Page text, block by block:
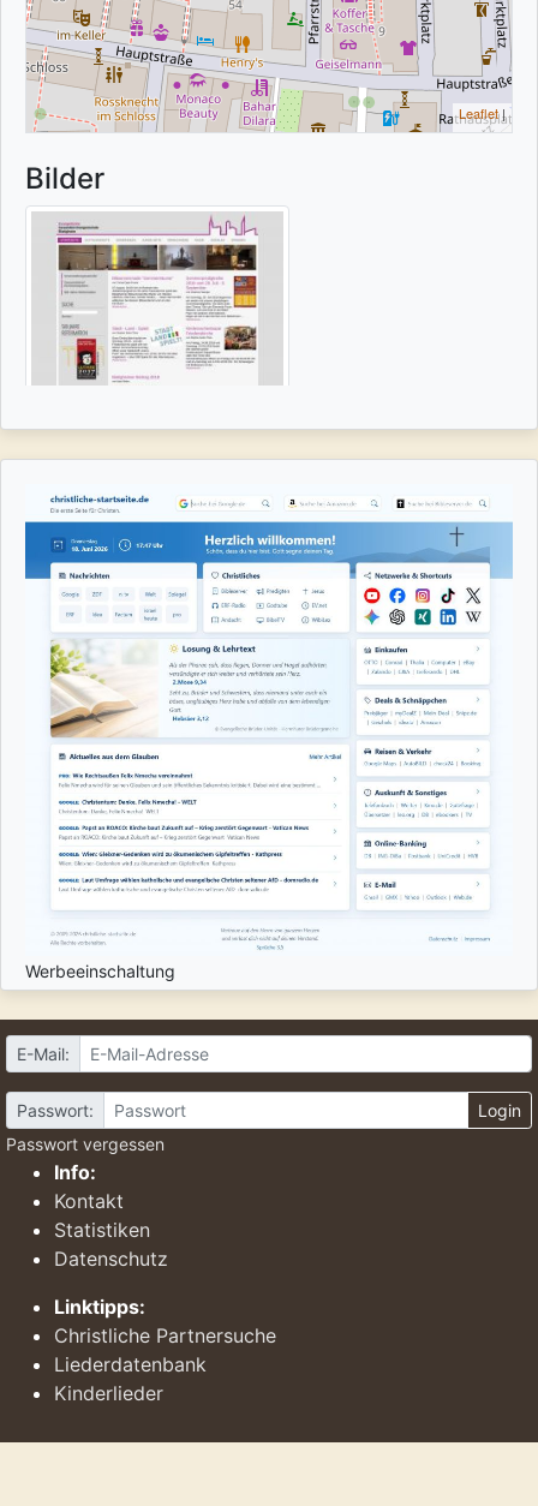
Leaflet|
Bilder
Werbeeinschaltung
E-Mail:
Passwort:
Login
Passwort vergessen
Info:
Kontakt
Statistiken
Datenschutz
Linktipps:
Christliche Partnersuche
Liederdatenbank
Kinderlieder